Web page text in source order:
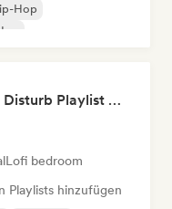
Hop
The Ultimate Do Not Disturb Playlist 🔕 Neo-Classical & Ambient Piano
Lofi bedroom
Playlists hinzufügen